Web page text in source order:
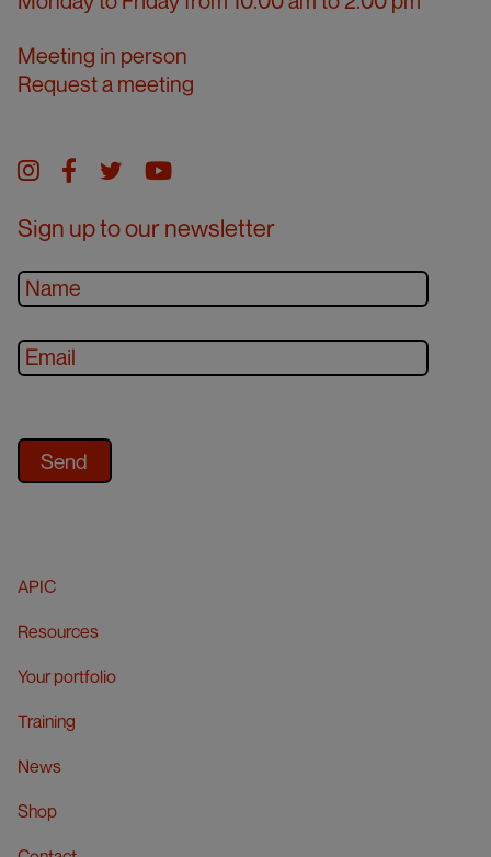
Meeting in person
Request a meeting
Instagram
facebook
twitteryoutube
Sign up to our newsletter
APIC
Resources
Your portfolio
Training
News
Shop